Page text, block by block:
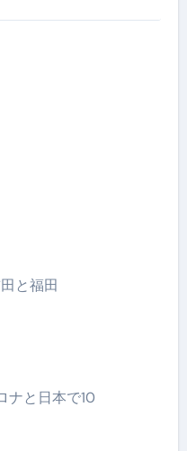
田
ナと日本で10